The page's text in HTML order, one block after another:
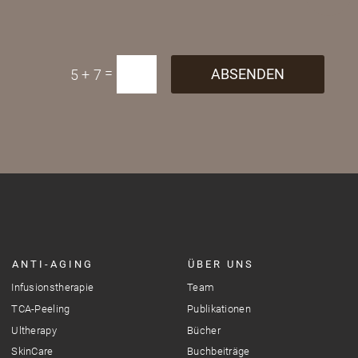
5 + 7 = ABSENDEN
ANTI-AGING
Infusionstherapie
TCA-Peeling
Ultherapy
SkinCare
ÜBER UNS
Team
Publikationen
Bücher
Buchbeiträge